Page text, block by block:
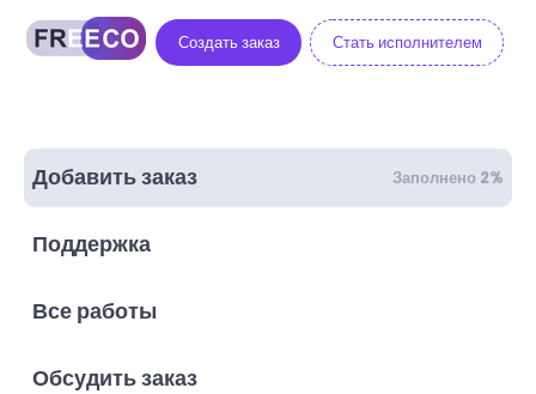
Создать заказ Стать исполнителем
Добавить заказ Заполнено 2%
Поддержка
Все работы
Обсудить заказ